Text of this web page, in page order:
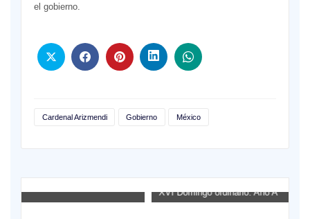
el gobierno.
Cardenal Arizmendi Gobierno México
XVI Domingo ordinario. Año A